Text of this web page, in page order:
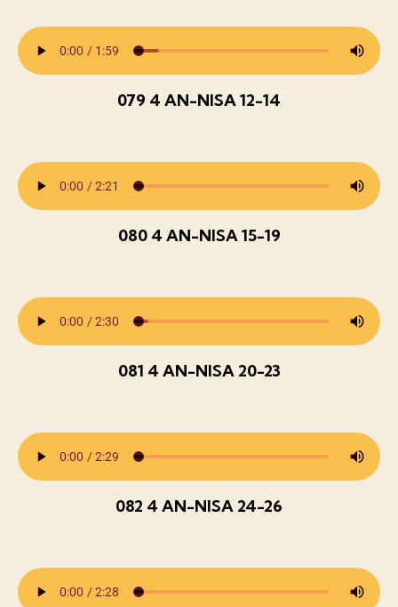
079 4 AN-NISA 12-14
080 4 AN-NISA 15-19
081 4 AN-NISA 20-23
082 4 AN-NISA 24-26